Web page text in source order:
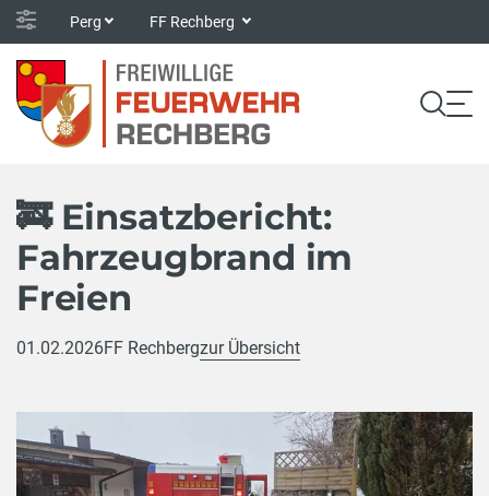
Perg FF Rechberg
🚒 Einsatzbericht:
Fahrzeugbrand im
Freien
01.02.2026FF Rechbergzur Übersicht